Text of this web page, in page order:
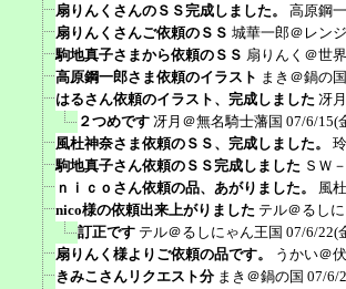
扇りんくさんのＳＳ完成しました。
高原鋼
扇りんくさんご依頼のＳＳ 城華一郎＠レン
駒地真子さまから依頼のＳＳ 扇りんく＠世
高原鋼一郎さま依頼のイラスト まき＠鍋の国
はるさん依頼のイラスト、完成しました 冴
２つめです 冴月＠無名騎士藩国 07/6/15(
風杜神奈さま依頼のＳＳ、完成しました。
駒地真子さん依頼のＳＳ完成しました ＳＷ
ｎｉｃｏさん依頼の品、あがりました。
風
nico様の依頼出来上がりました テル＠るし
訂正です テル＠るしにゃん王国 07/6/22(
扇りんく様よりご依頼の品です。
うかい＠
きみこさんリクエスト分 まき＠鍋の国 07/6/